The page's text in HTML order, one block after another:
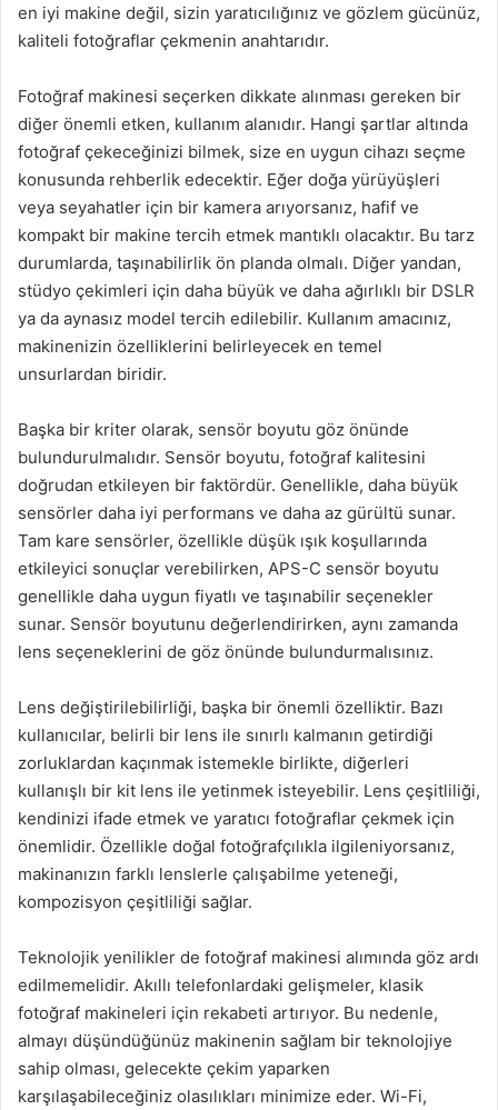
en iyi makine değil, sizin yaratıcılığınız ve gözlem gücünüz,
kaliteli fotoğraflar çekmenin anahtarıdır.
Fotoğraf makinesi seçerken dikkate alınması gereken bir
diğer önemli etken, kullanım alanıdır. Hangi şartlar altında
fotoğraf çekeceğinizi bilmek, size en uygun cihazı seçme
konusunda rehberlik edecektir. Eğer doğa yürüyüşleri
veya seyahatler için bir kamera arıyorsanız, hafif ve
kompakt bir makine tercih etmek mantıklı olacaktır. Bu tarz
durumlarda, taşınabilirlik ön planda olmalı. Diğer yandan,
stüdyo çekimleri için daha büyük ve daha ağırlıklı bir DSLR
ya da aynasız model tercih edilebilir. Kullanım amacınız,
makinenizin özelliklerini belirleyecek en temel
unsurlardan biridir.
Başka bir kriter olarak, sensör boyutu göz önünde
bulundurulmalıdır. Sensör boyutu, fotoğraf kalitesini
doğrudan etkileyen bir faktördür. Genellikle, daha büyük
sensörler daha iyi performans ve daha az gürültü sunar.
Tam kare sensörler, özellikle düşük ışık koşullarında
etkileyici sonuçlar verebilirken, APS-C sensör boyutu
genellikle daha uygun fiyatlı ve taşınabilir seçenekler
sunar. Sensör boyutunu değerlendirirken, aynı zamanda
lens seçeneklerini de göz önünde bulundurmalısınız.
Lens değiştirilebilirliği, başka bir önemli özelliktir. Bazı
kullanıcılar, belirli bir lens ile sınırlı kalmanın getirdiği
zorluklardan kaçınmak istemekle birlikte, diğerleri
kullanışlı bir kit lens ile yetinmek isteyebilir. Lens çeşitliliği,
kendinizi ifade etmek ve yaratıcı fotoğraflar çekmek için
önemlidir. Özellikle doğal fotoğrafçılıkla ilgileniyorsanız,
makinanızın farklı lenslerle çalışabilme yeteneği,
kompozisyon çeşitliliği sağlar.
Teknolojik yenilikler de fotoğraf makinesi alımında göz ardı
edilmemelidir. Akıllı telefonlardaki gelişmeler, klasik
fotoğraf makineleri için rekabeti artırıyor. Bu nedenle,
almayı düşündüğünüz makinenin sağlam bir teknolojiye
sahip olması, gelecekte çekim yaparken
karşılaşabileceğiniz olasılıkları minimize eder. Wi-Fi,